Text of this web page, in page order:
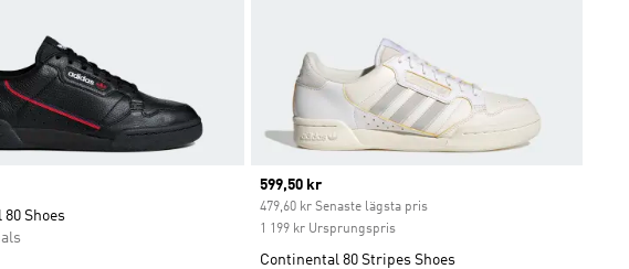
Shoes
Current price
599,50 kr
479,60 kr Senaste lägsta pris
1 199 kr Ursprungspris
Continental 80 Stripes Shoes